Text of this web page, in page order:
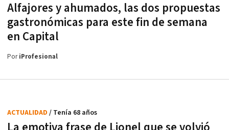
Alfajores y ahumados, las dos propuestas
gastronómicas para este fin de semana
en Capital
PoriProfesional
ACTUALIDAD / Tenía 68 años